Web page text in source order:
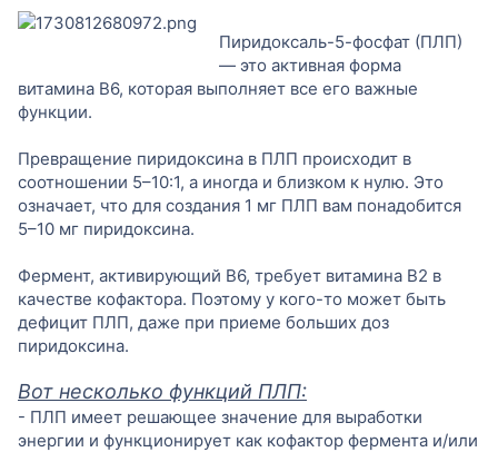
Пиридоксаль-5-фосфат (ПЛП)
— это активная форма
витамина B6, которая выполняет все его важные
функции.
Превращение пиридоксина в ПЛП происходит в
соотношении 5–10:1, а иногда и близком к нулю. Это
означает, что для создания 1 мг ПЛП вам понадобится
5–10 мг пиридоксина.
Фермент, активирующий В6, требует витамина В2 в
качестве кофактора. Поэтому у кого-то может быть
дефицит ПЛП, даже при приеме больших доз
пиридоксина.
Вот несколько функций ПЛП:
- ПЛП имеет решающее значение для выработки
энергии и функционирует как кофактор фермента и/или